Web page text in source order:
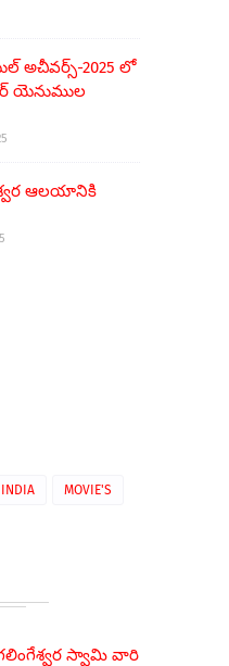
అచీవర్స్-2025 లో
యెనుముల
ఆలయానికి
INDIA MOVIE'S
స్వామి వారి